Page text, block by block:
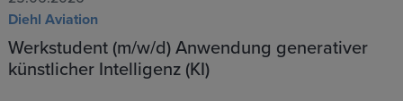
Diehl Aviation
Werkstudent (m/w/d) Anwendung generativer
künstlicher Intelligenz (KI)